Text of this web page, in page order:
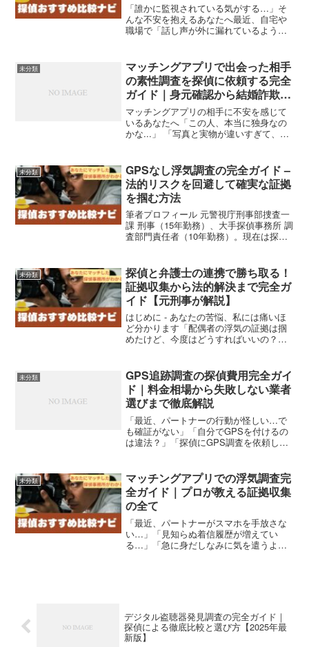
「誰かに監視されている気がする…」そ
んな不安を抱えるあなたへ最近、自宅や
職場で「話し声が外に漏れているような
られている」といった不安を感じていま
せんか。現代社会では、技...
未分類
マッチングアプリで出会った相手
の素性調査を探偵に依頼する完全
ガイド｜身元確認から結婚詐欺防
止まで
マッチングアプリの相手に不安を感じて
いるあなたへ「この人、本当に独身なの
かな...」 「写真と実物が違いすぎて、他
ングアプリで出会った相手に対し、この
ような疑念を...
未分類
GPSなし浮気調査の完全ガイド –
法的リスクを回避して確実な証拠
を掴む方法
筆者プロフィール 元警視庁刑事部捜査一
課 刑事（15年勤務）、大手探偵事務所 調
査部門責任者（10年勤務）。現在は探偵
の砦として情報発信を続けています。
「誰にも相...
未分類
探偵と弁護士の連携で勝ち取る！
証拠収集から法的解決まで完全ガ
イド【元刑事が解説】
はじめに - あなたの苦悩、私には痛いほ
ど分かります「配偶者の浮気の証拠は掴
めたけど、今度はどうすればいいの？」
ばいいのか分からない」15年間の刑事生
活、そして大手探偵...
未分類
GPS追跡調査の探偵費用完全ガイ
ド｜料金相場から失敗しない業者
選びまで徹底解説
「最近、パートナーの行動が怪しい…で
も確証がない」「自分でGPSを付けるの
は違法？」「探偵にGPS調査を依頼した
門知識と実際の費用について、元探偵の
視点から包み隠さず...
未分類
マッチングアプリでの浮気調査完
全ガイド｜プロが教える証拠収集
の全て
「最近、パートナーがスマホを手放さな
い…」「見知らぬ着信履歴が増えてい
る…」「急に身だしなみに気を遣うよう
デジタル盗聴器発見調査の完全ガイド｜
探偵による徹底比較と選び方【2025年最
新版】